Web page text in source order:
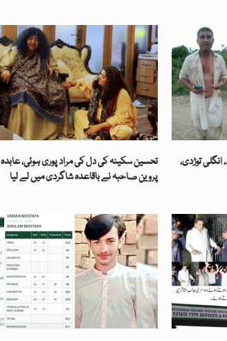
تحسین سکینہ کی دل کی مراد پوری ہوئی، عابدہ
پروین صاحبہ نے باقاعدہ شاگردی میں لے لیا
انگلی توڑدی،